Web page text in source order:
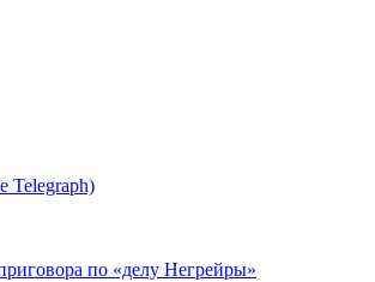
Telegraph)
по «делу Негрейры»